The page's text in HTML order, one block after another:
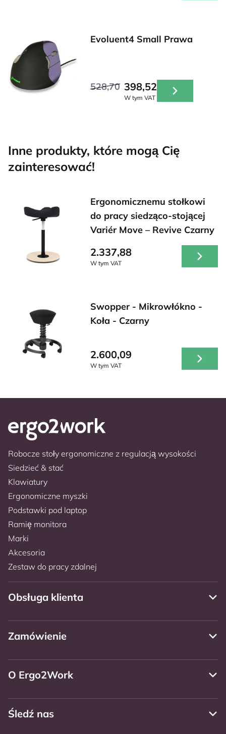
Evoluent4 Small Prawa
528,70 398,52
W tym VAT
Inne produkty, które mogą Cię
zainteresować!
Ergonomicznemu stołkowi
do pracy siedząco-stojącej
Variér Move – Revive Czarny
2.337,88
W tym VAT
Swopper - Mikrowłókno -
Koła - Czarny
2.600,09
W tym VAT
Robocze stoły ergonomiczne z regulacją wysokości
Siedzieć & stać
Klawiatury
Ergonomiczne myszki
Podstawki pod laptop
Ramię monitora
Marki
Akcesoria
Zestaw do pracy zdalnej
Obsługa klienta
Zamówienie
O Ergo2Work
Śledź nas